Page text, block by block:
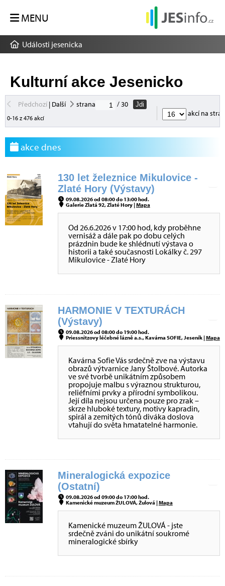
MENU
Události jesenicka
Kulturní akce Jesenicko
Předchozí| Další strana / 30
Jdi
0-16 z 476 akcí
akcí na
akce dnes
130 let železnice Mikulovice -
Zlaté Hory (Výstavy)
09.08.2026 od 08:00 do 13:00 hod.
Galerie Zlatá 92, Zlaté Hory |Mapa
Od 26.6.2026 v 17:00 hod, kdy proběhne
vernisáž a dále pak po dobu celých
prázdnin bude ke shlédnutí výstava o
historii a také současnosti Lokálky č. 297
Mikulovice - Zlaté Hory
HARMONIE V TEXTURÁCH
(Výstavy)
09.08.2026 od 08:00 do 19:00 hod.
Priessnitzovy léčebné lázně a.s., Kavárna SOFIE, Jeseník |Mapa
Kavárna Sofie Vás srdečně zve na výstavu
obrazů výtvarnice Jany Štolbové. Autorka
ve své tvorbě unikátním způsobem
propojuje malbu s výraznou strukturou,
reliéfními prvky a přírodní symbolikou.
Její díla nejsou určena pouze pro zrak –
skrze hluboké textury, motivy kapradin,
spirál a zemitých tónů diváka doslova
vtahují do světa hmatatelné harmonie.
Mineralogická expozice
(Ostatní)
09.08.2026 od 09:00 do 17:00 hod.
Kamenické muzeum ŽULOVÁ, Žulová |Mapa
Kamenické muzeum ŽULOVÁ - jste
srdečně zváni do unikátní soukromé
mineralogické sbírky